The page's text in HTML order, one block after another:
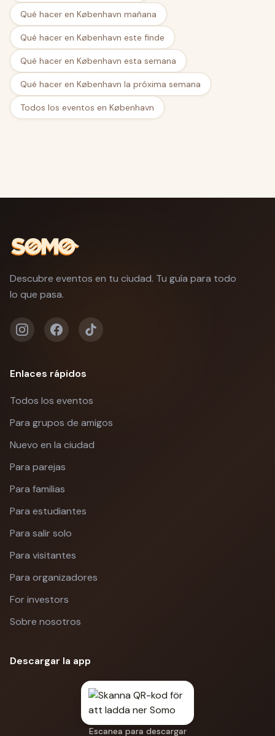
Qué hacer en København mañana
Qué hacer en København este finde
Qué hacer en København esta semana
Qué hacer en København la próxima semana
Todos los eventos en København
Descubre eventos en tu ciudad. Tu guía para todo
lo que pasa.
Enlaces rápidos
Todos los eventos
Para grupos de amigos
Nuevo en la ciudad
Para parejas
Para familias
Para estudiantes
Para salir solo
Para visitantes
Para organizadores
For investors
Sobre nosotros
Descargar la app
Escanea para descargar